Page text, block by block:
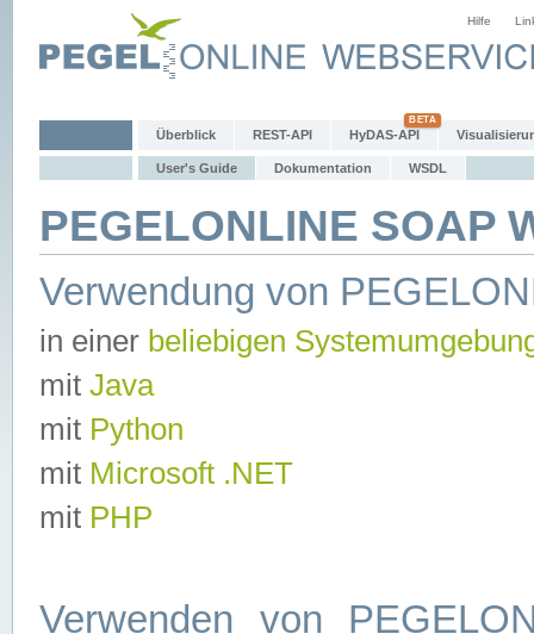
Hilfe
Überblick REST-API HyDAS-API
User's Guide Dokumentation WSDL
PEGELONLINE SOAP
Verwendung von
in einer beliebigen
mit Java
mit Python
mit Microsoft .NET
mit PHP
Verwenden von